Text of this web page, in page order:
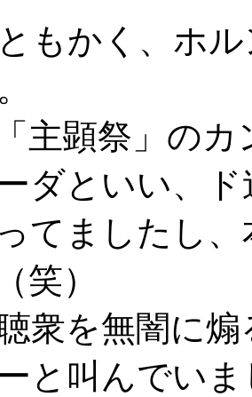
もかく、ホ
主顕祭」の
ダといい、
てましたし
笑）
衆を無闇に
と叫んでい